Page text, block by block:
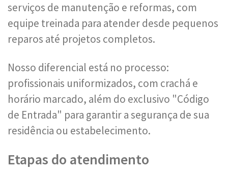
serviços de manutenção e reformas, com
equipe treinada para atender desde pequenos
reparos até projetos completos.
Nosso diferencial está no processo:
profissionais uniformizados, com crachá e
horário marcado, além do exclusivo "Código
de Entrada" para garantir a segurança de sua
residência ou estabelecimento.
Etapas do atendimento